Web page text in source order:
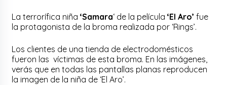
La terrorífica niña ‘Samara‘ de la película ‘El Aro’ fue
la protagonista de la broma realizada por ‘Rings’.
Los clientes de una tienda de electrodomésticos
fueron las víctimas de esta broma. En las imágenes,
verás que en todas las pantallas planas reproducen
la imagen de la niña de ‘El Aro’.